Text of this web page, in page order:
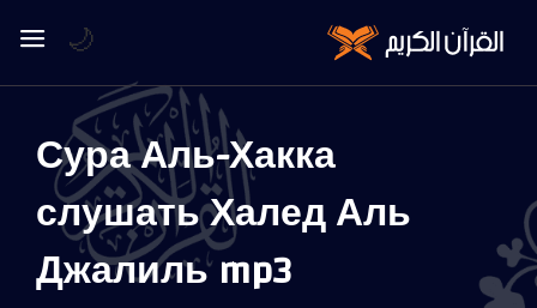
Сура Аль-Хакка
слушать Халед Аль
Джалиль mp3
🌙